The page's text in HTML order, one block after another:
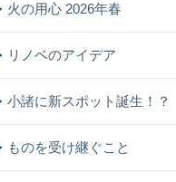
火の用心 2026年春
リノベのアイデア
小諸に新スポット誕生！？
ものを受け継ぐこと